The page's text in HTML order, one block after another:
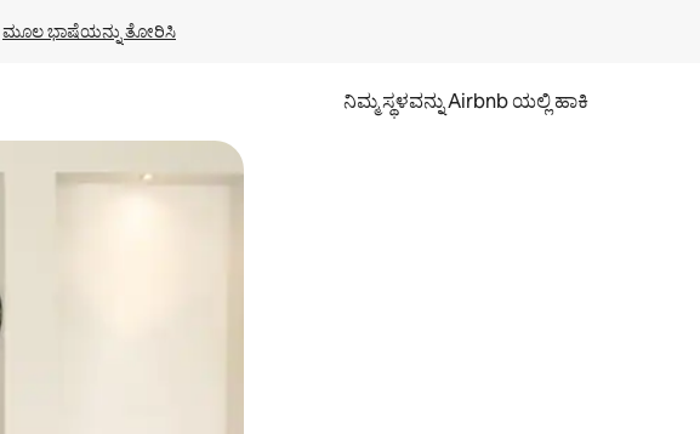
ಮೂಲ ಭಾಷೆಯನ್ನು ತೋರಿಸಿ
ನಿಮ್ಮ ಸ್ಥಳವನ್ನು Airbnb ಯಲ್ಲಿ ಹಾಕಿ